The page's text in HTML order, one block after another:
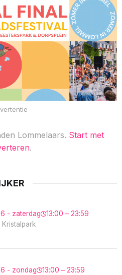
Lommelaars. Start met
.
- zaterdag
13:00 – 23:59
Kristalpark
- zondag
13:00 – 23:59